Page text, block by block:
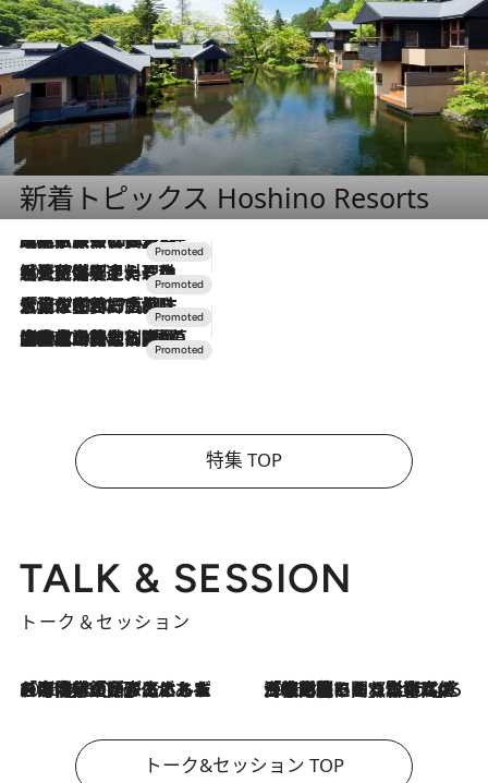
新着トピックス Hoshino Resorts
2026.7.31
【ホテル帰省】という選択肢をOMOが提案。家族とほどよい距離を保つには「昼は実家、夜は気兼ねなくホテルで！」
2026.7.24
【夏限定ディナーコース】旬を迎える稚鮎や花ズッキーニなどをイタリア・トスカーナの郷土料理の手法で満喫！
2026.7.17
「土佐和ハーブかき氷」がOMO7高知に登場！生姜、山椒、大葉など目にも舌にも涼を呼ぶ郷土の味
2026.7.10
NEW OPEN！【界 草津】名湯の地に誕生。趣の異なる2種の温泉と上州ならではの会席・蕎麦割烹など美食を味わう究極の癒やし旅
特集 TOP
TALK & SESSION
トーク＆セッション
2026.8.3
「今後値上げがあるとすれば…」「リスクがあるのは今年の冬」エネルギー専門家が語る、ホルムズ海峡封鎖が家庭にもたらす“ある心配” 2026.8.3
「住宅建てられない…」「サーチャージ料の高値が続いている」ホルムズ海峡封鎖による影響はいつまで続く？《エネルギー専門家に聞く“どうなる日本の暮らし”》
トーク&セッション TOP